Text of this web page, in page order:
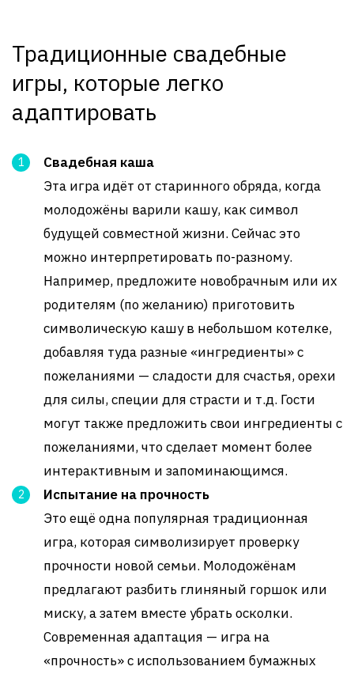
Традиционные свадебные
игры, которые легко
адаптировать
Свадебная каша
Эта игра идёт от старинного обряда, когда
молодожёны варили кашу, как символ
будущей совместной жизни. Сейчас это
можно интерпретировать по-разному.
Например, предложите новобрачным или их
родителям (по желанию) приготовить
символическую кашу в небольшом котелке,
добавляя туда разные «ингредиенты» с
пожеланиями — сладости для счастья, орехи
для силы, специи для страсти и т.д. Гости
могут также предложить свои ингредиенты с
пожеланиями, что сделает момент более
интерактивным и запоминающимся.
Испытание на прочность
Это ещё одна популярная традиционная
игра, которая символизирует проверку
прочности новой семьи. Молодожёнам
предлагают разбить глиняный горшок или
миску, а затем вместе убрать осколки.
Современная адаптация — игра на
«прочность» с использованием бумажных